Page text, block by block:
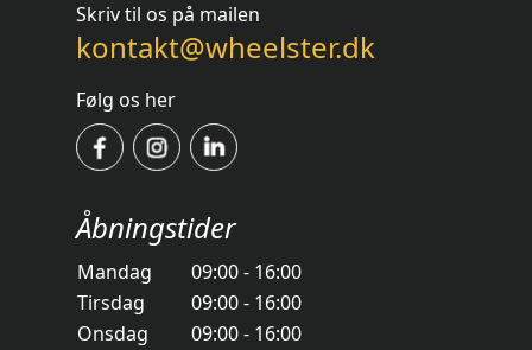
Skriv til os på mailen
kontakt@wheelster.dk
Følg os her
Åbningstider
Mandag
09:00 - 16:00
Tirsdag
09:00 - 16:00
Onsdag
09:00 - 16:00